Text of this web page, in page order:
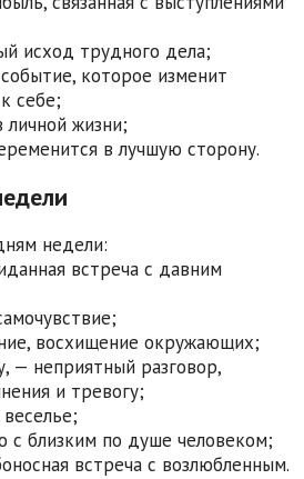
исход трудного дела;
которое изменит
себе;
личной жизни;
в лучшую сторону.
недели:
встреча с давним
восхищение окружающих;
— неприятный разговор,
и тревогу;
с близким по душе человеком;
встреча с возлюбленным.